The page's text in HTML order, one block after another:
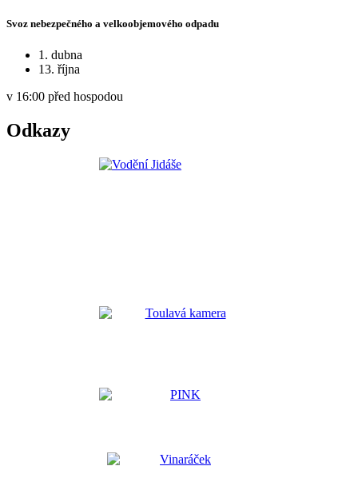
Svoz nebezpečného a velkoobjemového odpadu
1. dubna
13. října
v 16:00 před hospodou
Odkazy